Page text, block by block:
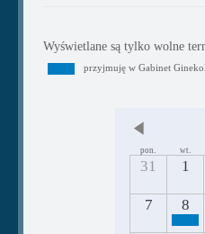
Wyświetlane są tylko wolne
przyjmuję w Gabinet
pon. wt.
31 1
7 8